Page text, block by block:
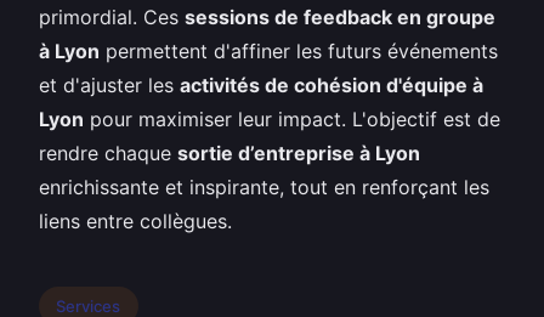
primordial. Ces sessions de feedback en groupe
à Lyon permettent d'affiner les futurs événements
et d'ajuster les activités de cohésion d'équipe à
Lyon pour maximiser leur impact. L'objectif est de
rendre chaque sortie d’entreprise à Lyon
enrichissante et inspirante, tout en renforçant les
liens entre collègues.
Services